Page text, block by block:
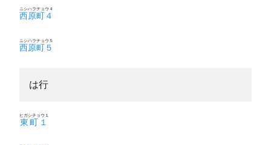
西原町４
ニシハラチョウ４
西原町５
ニシハラチョウ５
は行
東町１
ヒガシチョウ１